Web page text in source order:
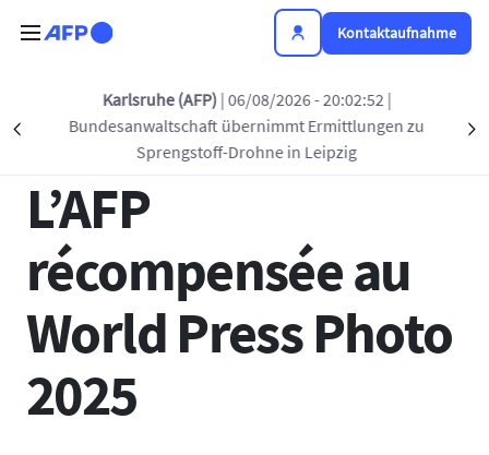
Kontaktaufnahme
Précédent
Karlsruhe (AFP) | 06/08/2026 - 20:02:52 |
Bundesanwaltschaft übernimmt Ermittlungen zu
Sprengstoff-Drohne in Leipzig
Zurück zur Liste
27 MÄRZ 2025 - 12:00
L’AFP
récompensée au
World Press Photo
2025